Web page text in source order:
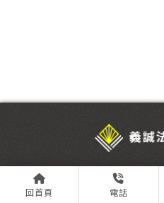
回首頁 電話
@ijv7028f
02-2255-7355